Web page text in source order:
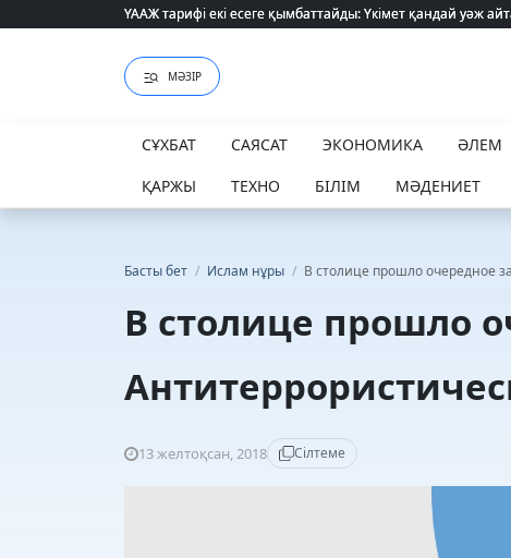
ҮААЖ тарифі екі есеге қымбаттайды: Үкімет қандай уәж
ҮААЖ тарифі екі есеге қымбаттайды: Үкімет қандай уәж
МӘЗІР
СҰХБАТ САЯСАТ ЭКОНОМИКА ӘЛЕМ
ҚАРЖЫ
ТЕХНО БІЛІМ МӘДЕНИЕТ
Басты бет / Ислам нұры / В столице прошло очередное
В столице прошло
13 желтоқсан, 2018 Сілтеме